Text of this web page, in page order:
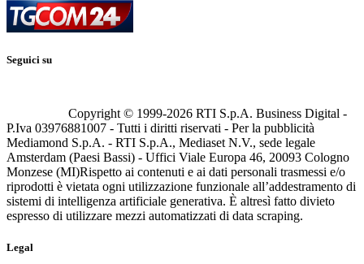
Seguici su
Copyright © 1999-2026 RTI S.p.A. Business Digital -
P.Iva 03976881007 - Tutti i diritti riservati - Per la pubblicità
Mediamond S.p.A. - RTI S.p.A., Mediaset N.V., sede legale
Amsterdam (Paesi Bassi) - Uffici Viale Europa 46, 20093 Cologno
Monzese (MI)Rispetto ai contenuti e ai dati personali trasmessi e/o
riprodotti è vietata ogni utilizzazione funzionale all’addestramento di
sistemi di intelligenza artificiale generativa. È altresì fatto divieto
espresso di utilizzare mezzi automatizzati di data scraping.
Legal